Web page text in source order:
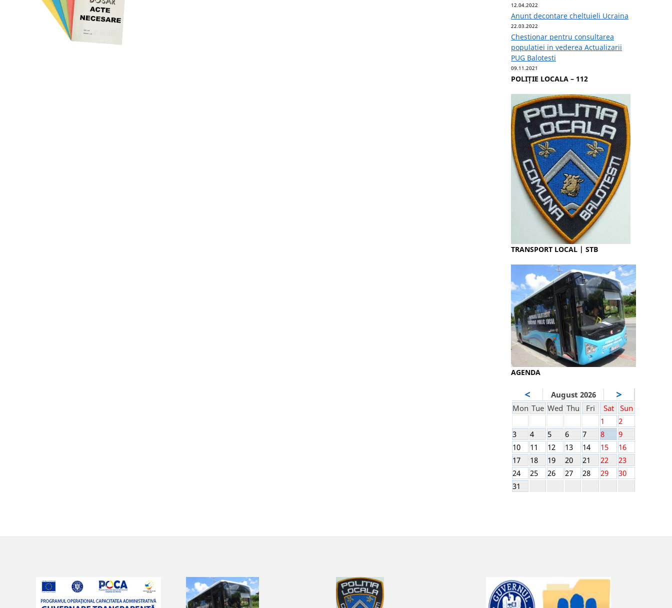
12.04.2022
Anunt decontare cheltuieli Ucraina
22.03.2022
Chestionar pentru consultarea
populatiei in vederea Actualizarii
PUG Balotesti
09.11.2021
POLIȚIE LOCALA – 112
TRANSPORT LOCAL | STB
AGENDA
< August 2026 >
Mon Tue Wed Thu Fri Sat
Sun
1
2
3
4 5 6 7 8
9
10
11 12 13 14 15
16
17
18 19 20 21 22
23
24
25 26 27 28 29
30
31